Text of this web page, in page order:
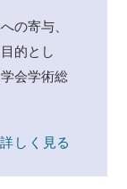
の寄与、
的とし
会学術総
詳しく見る